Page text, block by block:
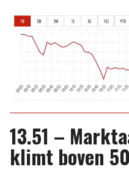
13.51 –
klimt boven